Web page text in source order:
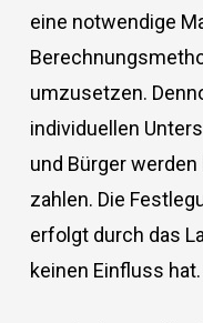
eine notwendige
umzusetzen.
individuellen
und Bürger
zahlen. Die
erfolgt durch das
keinen Einfluss hat.